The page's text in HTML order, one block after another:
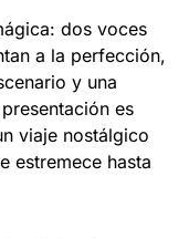
dos voces
a la perfección,
y una
es
viaje nostálgico
estremece hasta